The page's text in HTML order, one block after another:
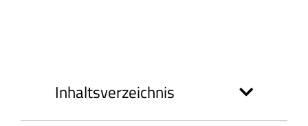
Inhaltsverzeichnis